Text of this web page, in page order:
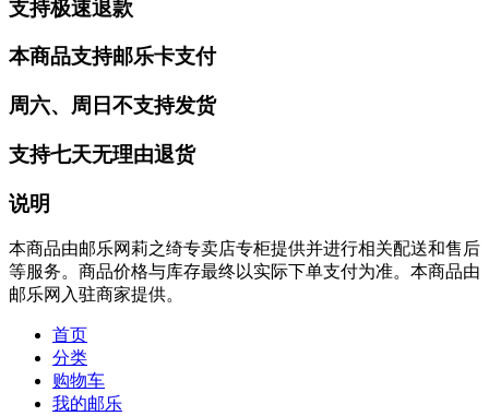
支持极速退款
本商品支持邮乐卡支付
周六、周日不支持发货
支持七天无理由退货
说明
本商品由邮乐网莉之绮专卖店专柜提供并进行相关配送和售后
等服务。商品价格与库存最终以实际下单支付为准。本商品由
邮乐网入驻商家提供。
首页
分类
购物车
我的邮乐